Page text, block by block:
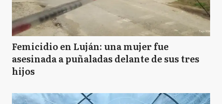
Femicidio en Luján: una mujer fue
asesinada a puñaladas delante de sus tres
hijos